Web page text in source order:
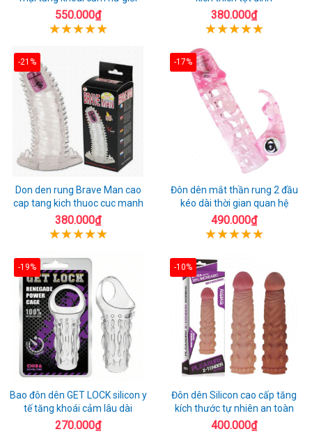
550.000₫ 380.000₫
-21%
Don den rung Brave Man cao
cap tang kich thuoc cuc manh
380.000₫
-17%
Đôn dên mắt thần rung 2 đầu
kéo dài thời gian quan hệ
490.000₫
-19%
Bao đôn dên GET LOCK silicon y
tế tăng khoái cảm lâu dài
270.000₫
-10%
Đôn dên Silicon cao cấp tăng
kích thước tự nhiên an toàn
400.000₫